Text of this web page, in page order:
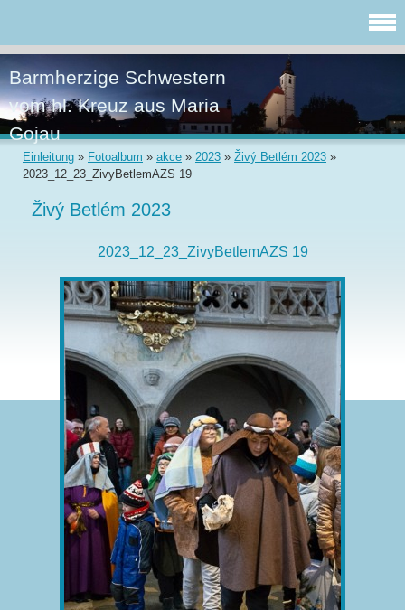
Barmherzige Schwestern
vom hl. Kreuz aus Maria
Gojau
Einleitung » Fotoalbum » akce » 2023 » Živý Betlém 2023 »
2023_12_23_ZivyBetlemAZS 19
Živý Betlém 2023
2023_12_23_ZivyBetlemAZS 19